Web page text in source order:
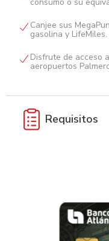
Canjee sus
gasolina y LifeMiles.
Disfrute de acceso
aeropuertos
Requisitos
Copia del Documento
Registro Tributario